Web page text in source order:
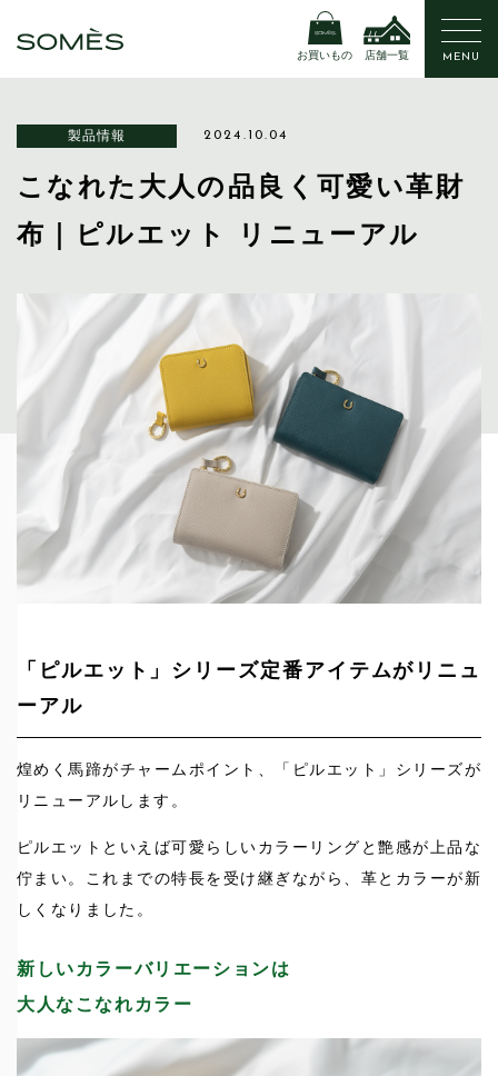
お買いもの 店舗一覧 MENU
製品情報 2024.10.04
こなれた大人の品良く可愛い革財
布｜ピルエット リニューアル
「ピルエット」シリーズ定番アイテムがリニュ
ーアル
煌めく馬蹄がチャームポイント、「ピルエット」シリーズが
リニューアルします。
ピルエットといえば可愛らしいカラーリングと艶感が上品な
佇まい。これまでの特長を受け継ぎながら、革とカラーが新
しくなりました。
新しいカラーバリエーションは
大人なこなれカラー